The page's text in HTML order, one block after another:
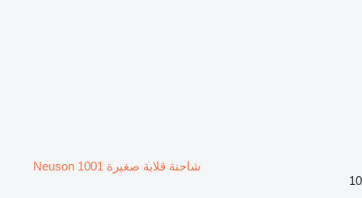
شاحنة قلابة صغيرة Neuson 1001
10